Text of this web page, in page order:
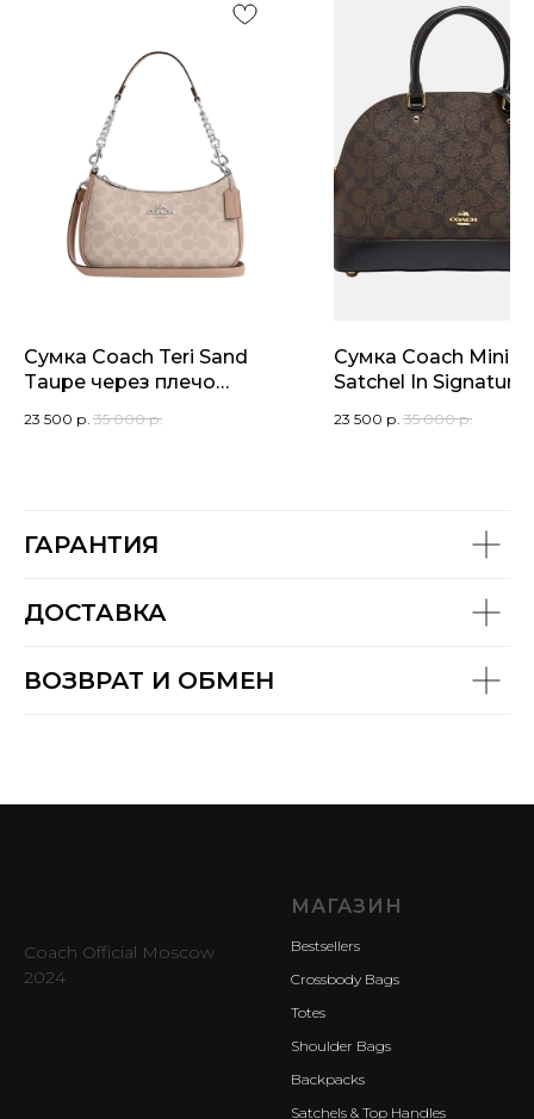
Сумка Coach Teri Sand
Taupe через плечо
23 500 р. 35 000 р.
Сумка Coach Mini
Satchel In Signature
23 500 р. 35 000 р.
ГАРАНТИЯ
ДОСТАВКА
ВОЗВРАТ И ОБМЕН
Coach Official Moscow
2024
МАГАЗИН
Bestsellers
Crossbody Bags
Totes
Shoulder Bags
Backpacks
Satchels & Top Handles